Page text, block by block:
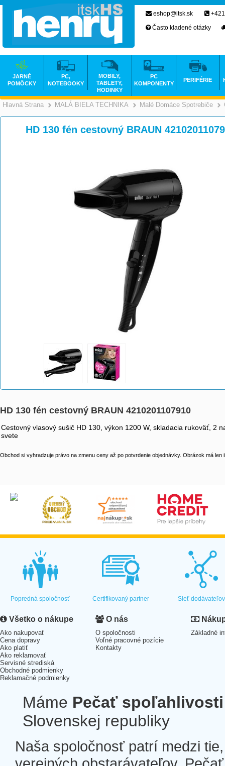
Hlavná Strana >
MALÁ BIELA TECHNIKA >
Malé Domáce Spotrebiče
HD 130 fén cestovný BRAUN
HD 130 fén cestovný BRAUN 4210201107910
Cestovný vlasový sušič HD 130, výkon 1200 W, skladacia rukoväť, 2
svete
Obchod si vyhradzuje právo na zmenu ceny až po potvrdenie objednávky. Obrázok má len
eshop@itsk.sk
Často kladené otázky
JARNÉ
POMÔCKY
PC,
NOTEBOOKY
MOBILY,
TABLETY,
HODINKY
PC
KOMPONENTY
PERIFÉRIE
Popredná spoločnosť Certifikovaný partner Sieť dodávateľov
Všetko o nákupe
Ako nakupovať
Cena dopravy
Ako platiť
Ako reklamovať
Servisné strediská
Obchodné podmienky
Reklamačné podmienky
O nás
O spoločnosti
Voľné pracovné pozície
Kontakty
Základné
Máme Pečať spoľahlivosti
Slovenskej republiky
Naša spoločnosť patrí medzi